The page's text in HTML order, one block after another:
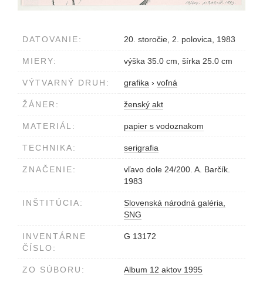
DATOVANIE: 20. storočie, 2. polovica, 1983
MIERY: výška 35.0 cm, šírka 25.0 cm
VÝTVARNÝ DRUH: grafika › voľná
ŽÁNER: ženský akt
MATERIÁL: papier s vodoznakom
TECHNIKA: serigrafia
ZNAČENIE:
vľavo dole 24/200. A. Barčík.
1983
INŠTITÚCIA:
Slovenská národná galéria,
SNG
INVENTÁRNE
ČÍSLO:
G 13172
ZO SÚBORU: Album 12 aktov 1995